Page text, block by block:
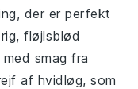
der er perfekt
fløjlsblød
smag fra
af hvidløg, som